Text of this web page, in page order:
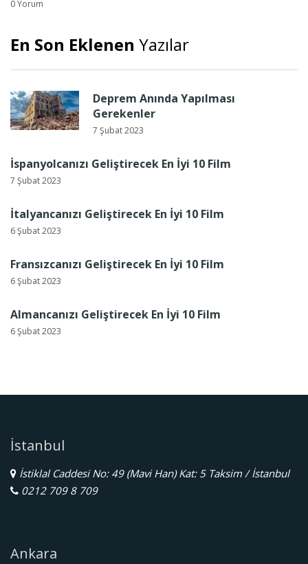
0 Yorum
En Son Eklenen Yazılar
Deprem Anında Yapılması
Gerekenler
7 Şubat 2023
İspanyolcanızı Geliştirecek En İyi 10 Film
7 Şubat 2023
İtalyancanızı Geliştirecek En İyi 10 Film
6 Şubat 2023
Fransızcanızı Geliştirecek En İyi 10 Film
6 Şubat 2023
Almancanızı Geliştirecek En İyi 10 Film
6 Şubat 2023
İstanbul
İstiklal Caddesi No: 49 (Mavi Han) Kat: 5 Taksim / İstanbul
0212 709 8 709
Ankara